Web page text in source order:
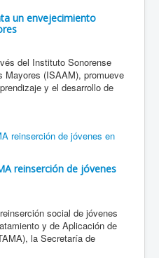
un envejecimiento
del Instituto Sonorense
Mayores (ISAAM), promueve
y el desarrollo de
reinserción de jóvenes
social de jóvenes
y de Aplicación de
la Secretaría de